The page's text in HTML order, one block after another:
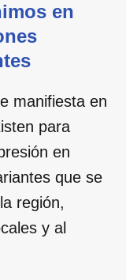
en
manifiesta en
para
en
que se
región,
y al